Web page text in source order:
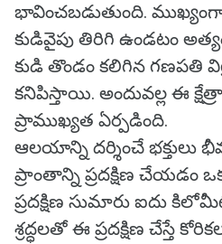
భావించబడుతుంది.
కుడివైపు తిరిగి ఉండటం
కుడి తొండం కలిగిన గణపతి
కనిపిస్తాయి. అందువల్ల ఈ
ప్రాముఖ్యత ఏర్పడింది.
ఆలయాన్ని దర్శించే భక్తులు
ప్రాంతాన్ని ప్రదక్షిణ చేయడం
ప్రదక్షిణ సుమారు ఐదు
శ్రద్ధలతో ఈ ప్రదక్షిణ చేస్తే